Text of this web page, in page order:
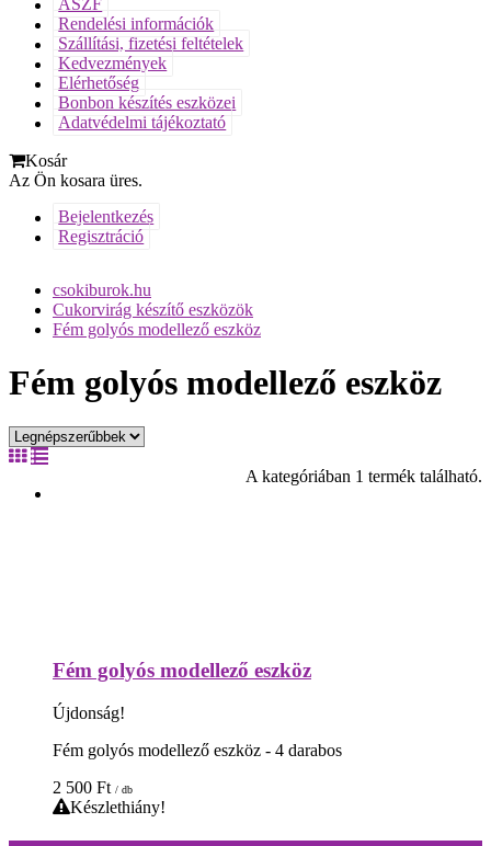
ÁSZF
Rendelési információk
Szállítási, fizetési feltételek
Kedvezmények
Elérhetőség
Bonbon készítés eszközei
Adatvédelmi tájékoztató
Kosár
Az Ön kosara üres.
Bejelentkezés
Regisztráció
csokiburok.hu
Cukorvirág készítő eszközök
Fém golyós modellező eszköz
Fém golyós modellező eszköz
A kategóriában 1 termék található.
Fém golyós modellező eszköz
Újdonság!
Fém golyós modellező eszköz - 4 darabos
2 500 Ft / db
Készlethiány!